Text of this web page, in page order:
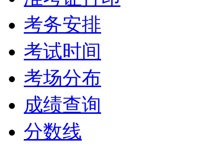
考务安排
考试时间
考场分布
成绩查询
分数线